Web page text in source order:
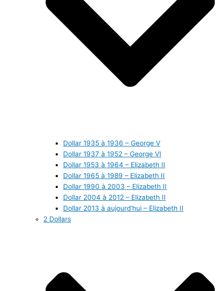
Dollar 1935 à 1936 – George V
Dollar 1937 à 1952 – George VI
Dollar 1953 à 1964 – Elizabeth II
Dollar 1965 à 1989 – Elizabeth II
Dollar 1990 à 2003 – Elizabeth II
Dollar 2004 à 2012 – Elizabeth II
Dollar 2013 à aujourd’hui – Elizabeth II
2 Dollars